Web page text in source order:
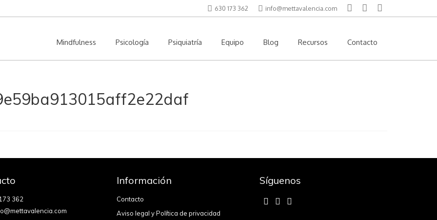
630 173 362 info@mettavalencia.com
Mindfulness Psicología Psiquiatría Equipo Blog Recursos Contacto
362
Información
Contacto
Aviso legal y Política de privacidad
Síguenos